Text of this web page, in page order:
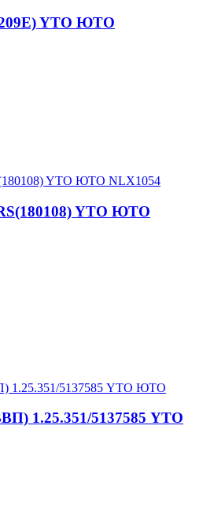
YTO ЮТО
YTO ЮТО
1.25.351/5137585 YTO